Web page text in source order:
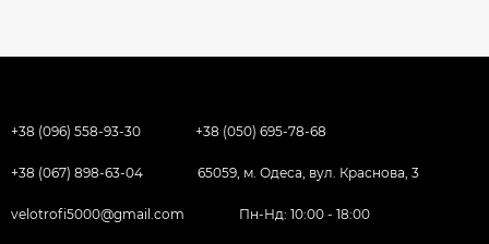
+38 (096) 558-93-30 +38 (050) 695-78-68
+38 (067) 898-63-04 65059, м. Одеса, вул. Краснова, 3
velotrofi5000@gmail.com Пн-Нд: 10:00 - 18:00